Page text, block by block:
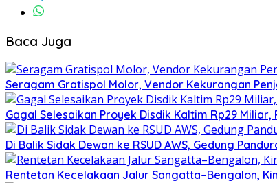
Baca Juga
Seragam Gratispol Molor, Vendor Kekurangan
Gagal Selesaikan Proyek Disdik Kaltim Rp29
Di Balik Sidak Dewan ke RSUD AWS, Gedung
Rentetan Kecelakaan Jalur Sangatta–Bengalon,